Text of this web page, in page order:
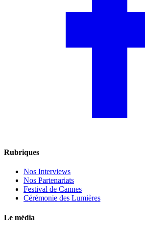
Rubriques
Nos Interviews
Nos Partenariats
Festival de Cannes
Cérémonie des Lumières
Le média